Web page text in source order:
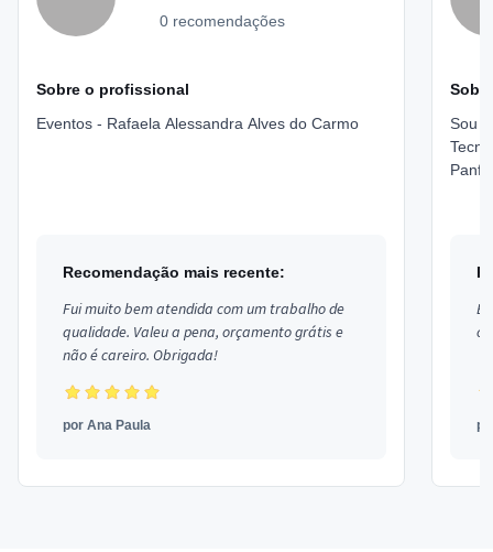
0 recomendações
Sobre o profissional
Eventos - Rafaela Alessandra Alves do Carmo
Recomendação mais recente:
Fui muito bem atendida com um trabalho de
qualidade. Valeu a pena, orçamento grátis e
não é careiro. Obrigada!
por Ana Paula
Sou